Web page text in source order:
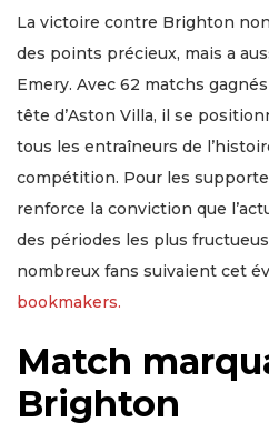
La victoire contre Brighton
des points précieux, mais a
Emery. Avec 62 matchs
tête d’Aston Villa, il se
tous les entraîneurs de
compétition. Pour les
renforce la conviction que
des périodes les plus
nombreux fans suivaient cet
bookmakers.
Match
Brighton